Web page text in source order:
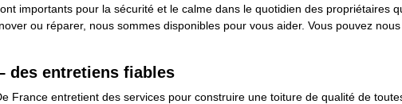
importants pour la sécurité et le calme dans le quotidien des propriétaires
ou réparer, nous sommes disponibles pour vous aider. Vous pouvez
des entretiens fiables
France entretient des services pour construire une toiture de qualité de